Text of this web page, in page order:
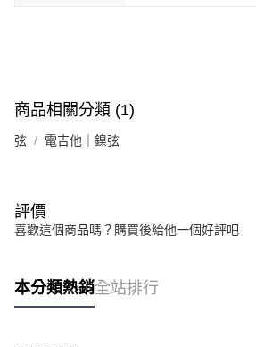
商品相關分類 (1)
弦 電吉他｜鎳弦
評價
喜歡這個商品嗎？購買後給他一個好評吧
本分類熱銷全站排行